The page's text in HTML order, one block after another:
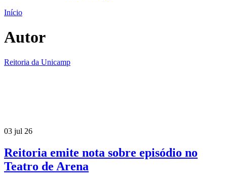
Início
Autor
Reitoria da Unicamp
03 jul 26
Reitoria emite nota sobre episódio no
Teatro de Arena